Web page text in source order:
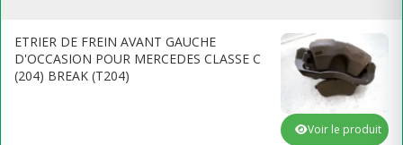
ETRIER DE FREIN AVANT GAUCHE
D'OCCASION POUR MERCEDES CLASSE C
(204) BREAK (T204)
Voir le produit